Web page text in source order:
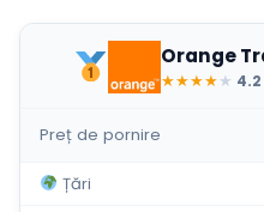
Orange
★★★★★ 4.2
Preț de pornire
Țări